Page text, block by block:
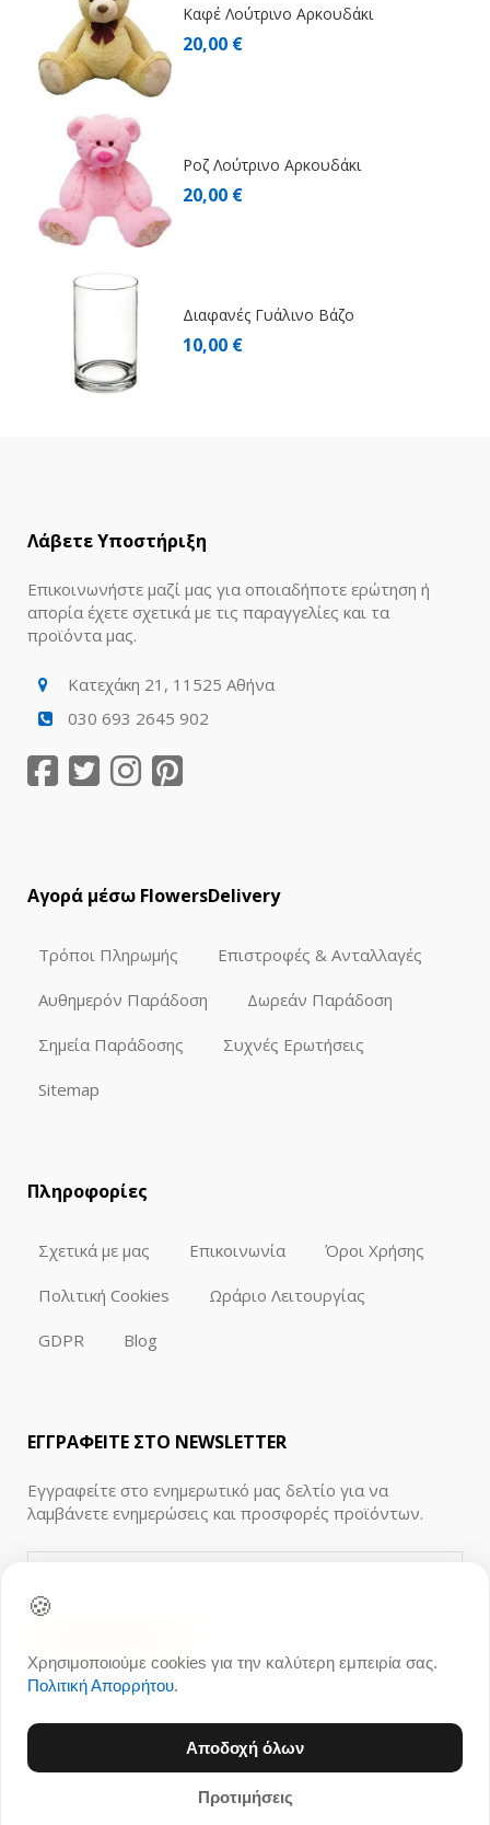
Καφέ Λούτρινο Αρκουδάκι
20,00 €
Ροζ Λούτρινο Αρκουδάκι
20,00 €
Διαφανές Γυάλινο Βάζο
10,00 €
Λάβετε Υποστήριξη
Επικοινωνήστε μαζί μας για οποιαδήποτε ερώτηση ή
απορία έχετε σχετικά με τις παραγγελίες και τα
προϊόντα μας.
Κατεχάκη 21, 11525 Αθήνα
030 693 2645 902
🍪
Χρησιμοποιούμε cookies για την καλύτερη εμπειρία σας.
Πολιτική Απορρήτου.
Αποδοχή όλων
Προτιμήσεις
Αγορά μέσω FlowersDelivery
Τρόποι Πληρωμής Επιστροφές & Ανταλλαγές
Αυθημερόν Παράδοση Δωρεάν Παράδοση
Σημεία Παράδοσης Συχνές Ερωτήσεις
Sitemap
Πληροφορίες
Σχετικά με μας Επικοινωνία Όροι Χρήσης
Πολιτική Cookies Ωράριο Λειτουργίας
GDPR Blog
ΕΓΓΡΑΦΕΙΤΕ ΣΤΟ NEWSLETTER
Εγγραφείτε στο ενημερωτικό μας δελτίο για να
λαμβάνετε ενημερώσεις και προσφορές προϊόντων.
© 1996 - 2026 Ανθοπωλείο 21Flowers.gr, All rights